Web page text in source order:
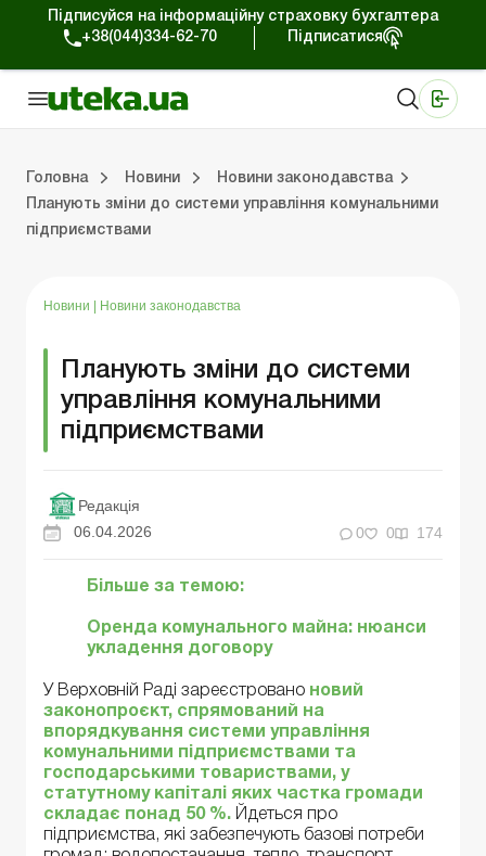
Підписуйся на інформаційну страховку бухгалтера
+38(044)334-62-70
Підписатися
Головна Новини
Новини законодавства
Планують зміни до системи управління комунальними
підприємствами
Новини Новини законодавства
Планують зміни до системи
управління комунальними
підприємствами
Редакція
06.04.2026
0 0 174
Більше за темою:
Оренда комунального майна: нюанси
укладення договору
У Верховній Раді зареєстровано новий
законопроєкт, спрямований на
впорядкування системи управління
комунальними підприємствами та
господарськими товариствами, у
статутному капіталі яких частка громади
складає понад 50 %. Йдеться про
підприємства, які забезпечують базові потреби